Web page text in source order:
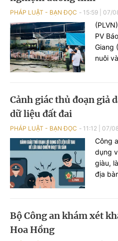
bạc”.
PHÁP LUẬT - BẠN ĐỌC 15:59 07/
PV
Giang
nuôi
(thuộc
nuôi)
Cảnh giác thủ đoạn giả
dữ liệu đất đai
PHÁP LUẬT - BẠN ĐỌC 11:12 07/
Công
dụng
giàu,
địa
đoạt
Bộ Công an khám xét
Hoa Hồng